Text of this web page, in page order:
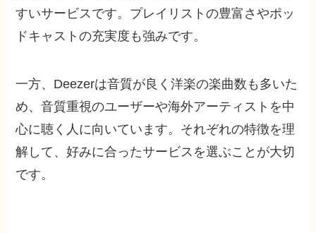
すいサービスです。プレイリストの豊富さやポッ
ドキャストの充実度も強みです。
一方、Deezerは音質が良く洋楽の楽曲数も多いた
め、音質重視のユーザーや海外アーティストを中
心に聴く人に向いています。それぞれの特徴を理
解して、好みに合ったサービスを選ぶことが大切
です。